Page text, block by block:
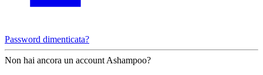
Password dimenticata?
Non hai ancora un account Ashampoo?